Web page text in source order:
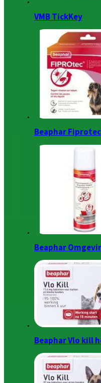
VMB TickKey
Beaphar
Beaphar
Beaphar Vlo kill